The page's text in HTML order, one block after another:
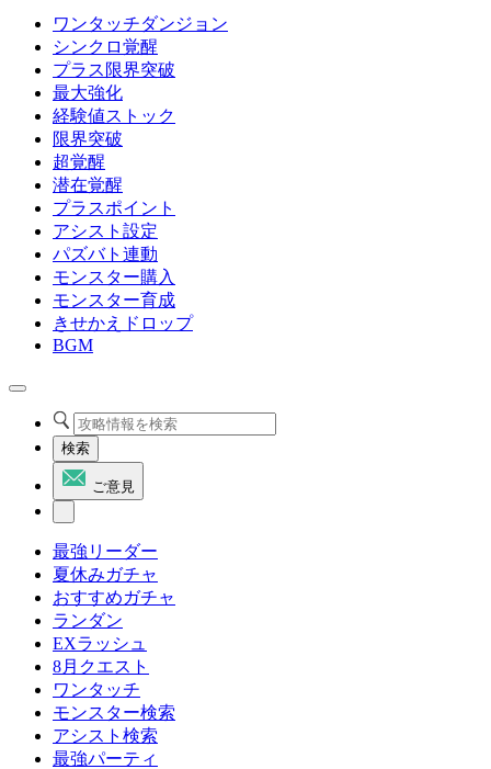
ワンタッチダンジョン
シンクロ覚醒
プラス限界突破
最大強化
経験値ストック
限界突破
超覚醒
潜在覚醒
プラスポイント
アシスト設定
パズバト連動
モンスター購入
モンスター育成
きせかえドロップ
BGM
検索
ご意見
最強リーダー
夏休みガチャ
おすすめガチャ
ランダン
EXラッシュ
8月クエスト
ワンタッチ
モンスター検索
アシスト検索
最強パーティ